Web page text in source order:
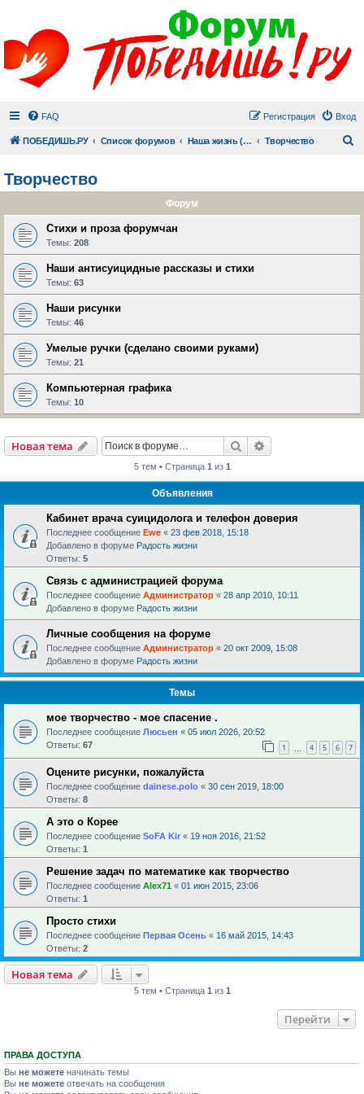
FAQ Вход
Регистрация
ПОБЕДИШЬ.РУ Список форумов Наша жизнь (не всё же о суициде!) Творчество
Творчество
Форум
Стихи и проза форумчан
Темы: 208
Наши антисуицидные рассказы и стихи
Темы: 63
Наши рисунки
Темы: 46
Умелые ручки (сделано своими руками)
Темы: 21
Компьютерная графика
Темы: 10
Новая тема Поиск
5 тем • Страница 1 из 1
Объявления
Кабинет врача суицидолога и телефон доверия
Последнее сообщение Ewe « 23 фев 2018, 15:18
Добавлено в форуме Радость жизни
Ответы: 5
Связь с администрацией форума
Последнее сообщение Администратор « 28 апр 2010, 10:11
Добавлено в форуме Радость жизни
Личные сообщения на форуме
Последнее сообщение Администратор « 20 окт 2009, 15:08
Добавлено в форуме Радость жизни
Темы
мое творчество - мое спасение .
Последнее сообщение Люсьен « 05 июл 2026, 20:52
Ответы: 67 1 4 5 6 7
Оцените рисунки, пожалуйста
Последнее сообщение dainese.polo « 30 сен 2019, 18:00
Ответы: 8
А это о Корее
Последнее сообщение SoFA Kir « 19 ноя 2016, 21:52
Ответы: 1
Решение задач по математике как творчество
Последнее сообщение Alex71 « 01 июн 2015, 23:06
Ответы: 1
Просто стихи
Последнее сообщение Первая Осень « 16 май 2015, 14:43
Ответы: 2
Новая тема
5 тем • Страница 1 из 1
Перейти
ПРАВА ДОСТУПА
Вы не можете начинать темы
Вы не можете отвечать на сообщения